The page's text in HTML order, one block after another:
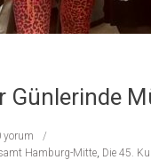
Günlerinde
yorum
Hamburg-Mitte, Die 45.